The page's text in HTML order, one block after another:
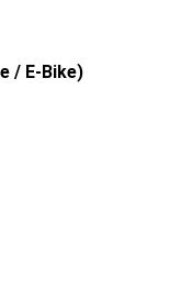
/ E-Bike)